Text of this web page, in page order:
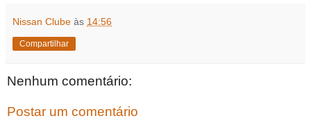
Nissan Clube às 14:56
Compartilhar
Nenhum comentário:
Postar um comentário